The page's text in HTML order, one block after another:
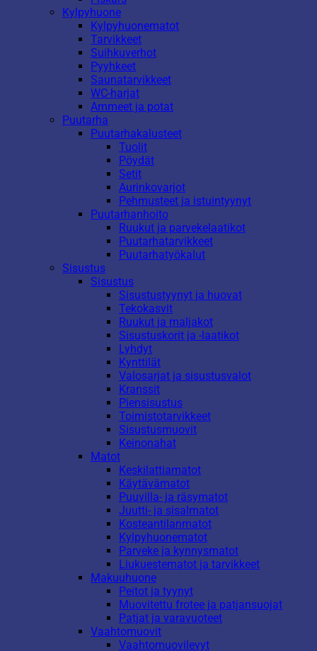
Kylpyhuone
Kylpyhuonematot
Tarvikkeet
Suihkuverhot
Pyyhkeet
Saunatarvikkeet
WC-harjat
Ammeet ja potat
Puutarha
Puutarhakalusteet
Tuolit
Pöydät
Setit
Aurinkovarjot
Pehmusteet ja istuintyynyt
Puutarhanhoito
Ruukut ja parvekelaatikot
Puutarhatarvikkeet
Puutarhatyökalut
Sisustus
Sisustus
Sisustustyynyt ja huovat
Tekokasvit
Ruukut ja maljakot
Sisustuskorit ja -laatikot
Lyhdyt
Kynttilät
Valosarjat ja sisustusvalot
Kranssit
Piensisustus
Toimistotarvikkeet
Sisustusmuovit
Keinonahat
Matot
Keskilattiamatot
Käytävämatot
Puuvilla- ja räsymatot
Juutti- ja sisalmatot
Kosteantilanmatot
Kylpyhuonematot
Parveke ja kynnysmatot
Liukuestematot ja tarvikkeet
Makuuhuone
Peitot ja tyynyt
Muovitettu frotee ja patjansuojat
Patjat ja varavuoteet
Vaahtomuovit
Vaahtomuovilevyt